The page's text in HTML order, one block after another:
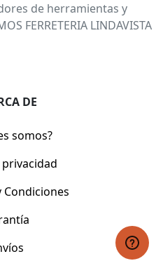
de herramientas y
FERRETERIA LINDAVISTA
DE
somos?
Condiciones